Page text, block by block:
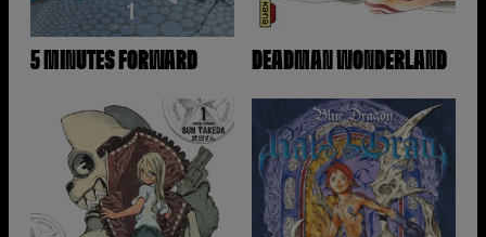
5 MINUTES FORWARD DEADMAN WONDERLAND